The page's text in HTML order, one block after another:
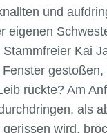
und
eigenen
Stammfreier Kai
rückte? Am
als
gerissen wird,